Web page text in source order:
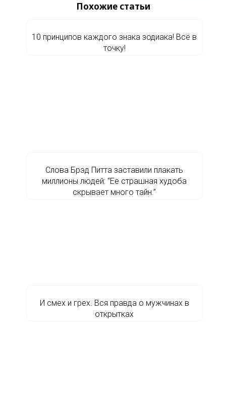
Похожие статьи
10 принципов каждого знака зодиака! Всё в
точку!
Слова Брэд Питта заставили плакать
миллионы людей: “Ее страшная худоба
скрывает много тайн.”
И смех и грех. Вся правда о мужчинах в
открытках